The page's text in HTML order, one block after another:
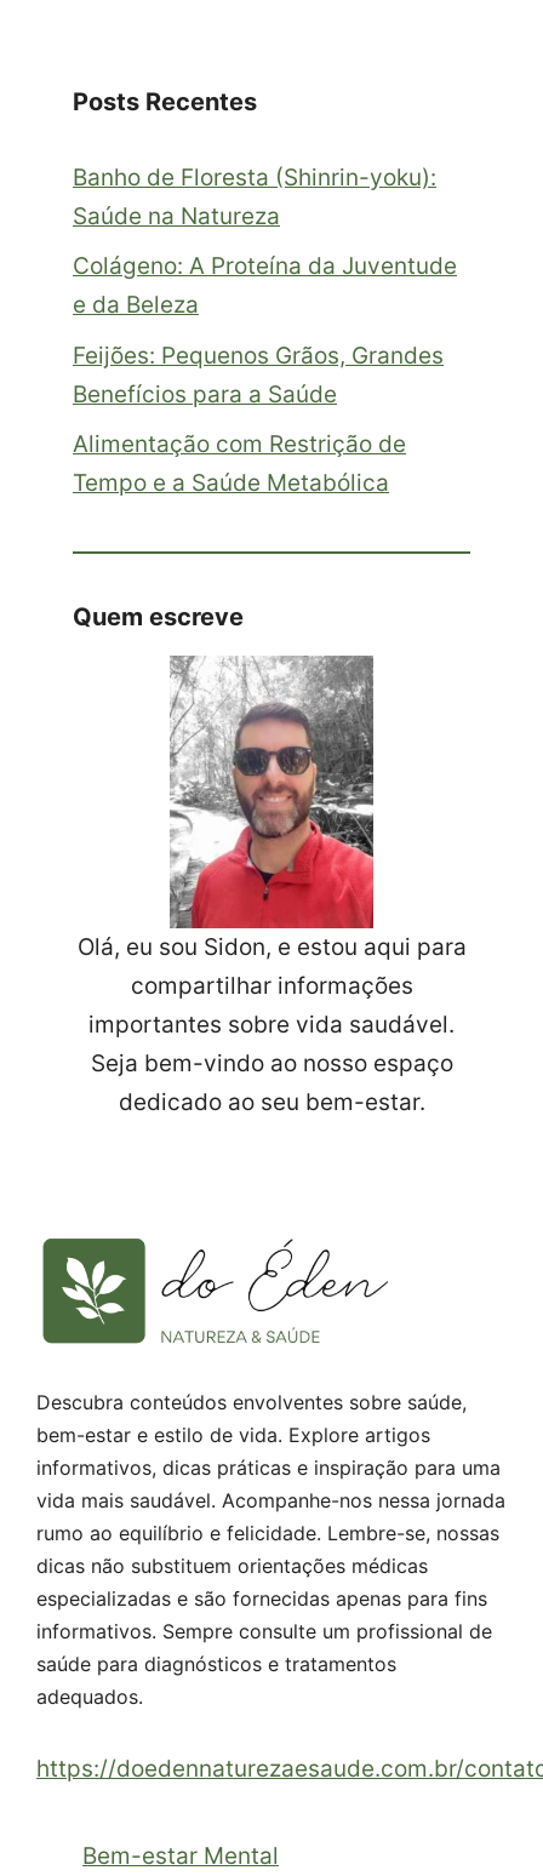
Posts Recentes
Banho de Floresta (Shinrin-yoku):
Saúde na Natureza
Colágeno: A Proteína da Juventude
e da Beleza
Feijões: Pequenos Grãos, Grandes
Benefícios para a Saúde
Alimentação com Restrição de
Tempo e a Saúde Metabólica
Quem escreve
Olá, eu sou Sidon, e estou aqui para
compartilhar informações
importantes sobre vida saudável.
Seja bem-vindo ao nosso espaço
dedicado ao seu bem-estar.
Descubra conteúdos envolventes sobre saúde,
bem-estar e estilo de vida. Explore artigos
informativos, dicas práticas e inspiração para uma
vida mais saudável. Acompanhe-nos nessa jornada
rumo ao equilíbrio e felicidade. Lembre-se, nossas
dicas não substituem orientações médicas
especializadas e são fornecidas apenas para fins
informativos. Sempre consulte um profissional de
saúde para diagnósticos e tratamentos
adequados.
https://doedennaturezaesaude.com.br/
Bem-estar Mental